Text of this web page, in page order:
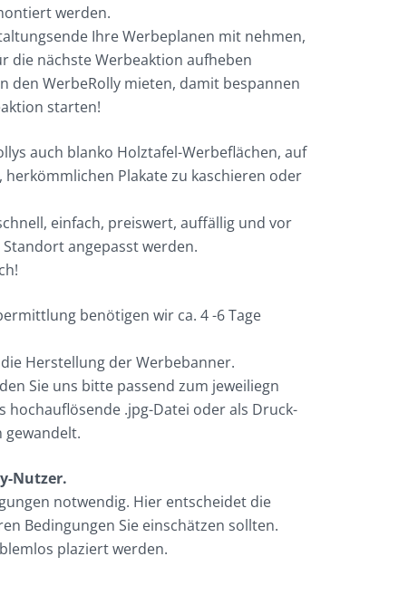
werden.
Ihre Werbeplanen mit nehmen,
die nächste Werbeaktion aufheben
den WerbeRolly mieten, damit bespannen
starten!
auch blanko Holztafel-Werbeflächen, auf
Plakate zu kaschieren oder
einfach, preiswert, auffällig und vor
angepasst werden.
benötigen wir ca. 4 -6 Tage
Herstellung der Werbebanner.
Sie uns bitte passend zum jeweiliegn
hochauflösende .jpg-Datei oder als Druck-
gewandelt.
Nutzer.
notwendig. Hier entscheidet die
Bedingungen Sie einschätzen sollten.
plaziert werden.